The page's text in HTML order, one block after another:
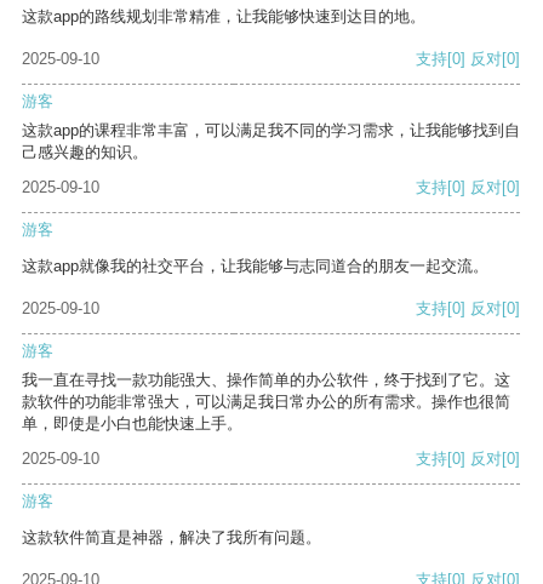
这款app的路线规划非常精准，让我能够快速到达目的地。
2025-09-10 支持[0] 反对[0]
游客
这款app的课程非常丰富，可以满足我不同的学习需求，让我能够找到自
己感兴趣的知识。
2025-09-10
支持[0] 反对[0]
游客
这款app就像我的社交平台，让我能够与志同道合的朋友一起交流。
2025-09-10 支持[0] 反对[0]
游客
我一直在寻找一款功能强大、操作简单的办公软件，终于找到了它。这
款软件的功能非常强大，可以满足我日常办公的所有需求。操作也很简
单，即使是小白也能快速上手。
2025-09-10
支持[0] 反对[0]
游客
这款软件简直是神器，解决了我所有问题。
2025-09-10 支持[0] 反对[0]